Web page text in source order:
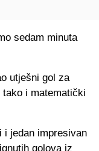
sedam minuta
utješni gol za
i matematički
i jedan impresivan
golova iz